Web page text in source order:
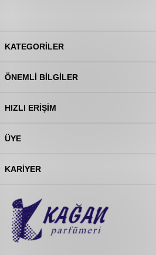
KATEGORILER
ÖNEMLI BILGILER
HIZLI ERIŞIM
ÜYE
KARIYER